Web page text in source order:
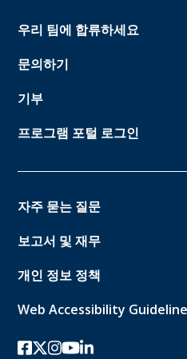
우리 팀에 합류하세요
문의하기
기부
프로그램 포털 로그인
자주 묻는 질문
보고서 및 재무
개인 정보 정책
Web Accessibility
페이스북
트위터-x
인스 타 그램
유튜브링크드인